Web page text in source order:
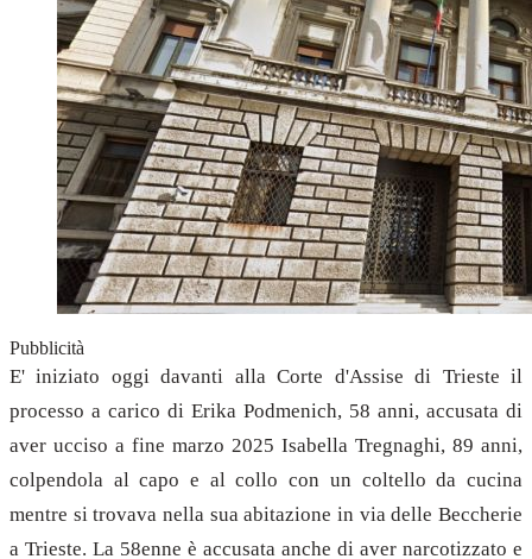
Pubblicità
E' iniziato oggi davanti alla Corte d'Assise di Trieste il
processo a carico di Erika Podmenich, 58 anni, accusata di
aver ucciso a fine marzo 2025 Isabella Tregnaghi, 89 anni,
colpendola al capo e al collo con un coltello da cucina
mentre si trovava nella sua abitazione in via delle Beccherie
a Trieste. La 58enne è accusata anche di aver narcotizzato e